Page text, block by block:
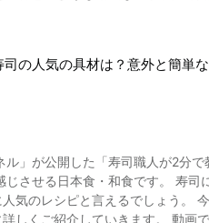
”が存在することをご存知でし
存分堪能していただきたいです。 今回
それぞれの好みに合った食べ方で楽し
動画です。
の人気の具材は？意外と簡単
」が公開した「寿司職人が2分
気のレシピと言えるでしょう。
で紹介されている手巻き寿司の綺麗な巻